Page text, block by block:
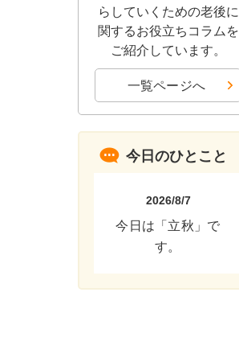
らしていくための老後に
関するお役立ちコラムを
ご紹介しています。
一覧ページへ
今日のひとこと
2026/8/7
今日は「立秋」で
す。